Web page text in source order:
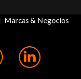
Marcas & Negocios